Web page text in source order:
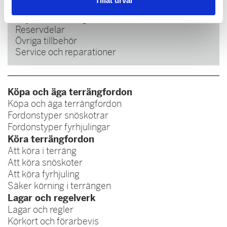
Skyddsutrustning
Reservdelar
Övriga tillbehör
Service och reparationer
Köpa och äga terrängfordon
Köpa och äga terrängfordon
Fordonstyper snöskotrar
Fordonstyper fyrhjulingar
Köra terrängfordon
Att köra i terräng
Att köra snöskoter
Att köra fyrhjuling
Säker körning i terrängen
Lagar och regelverk
Lagar och regler
Körkort och förarbevis